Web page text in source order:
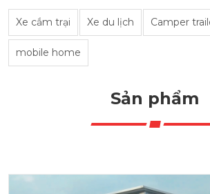
Xe cắm trại Xe du lịch Camper
mobile home
Sản phẩm